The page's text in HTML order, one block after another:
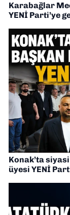
Karabağlar
YENİ Parti’ye
Konak’ta
üyesi YENİ